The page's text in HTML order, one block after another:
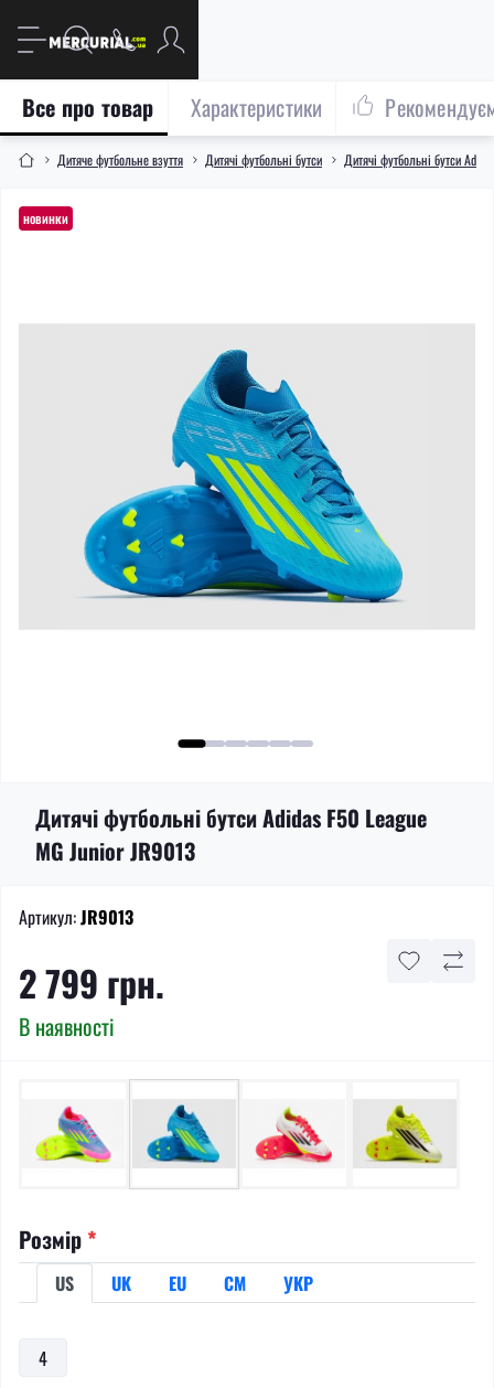
Дитяче футбольне взуття Дитячі футбольні бутси Дитячі футбольні бутси Adidas
Все про товар Характеристики
новинки
Дитячі футбольні бутси Adidas F50 League
MG Junior JR9013
Артикул:JR9013
2 799 грн.
В наявності
Розмір *
US UK EU СМ УКР
4